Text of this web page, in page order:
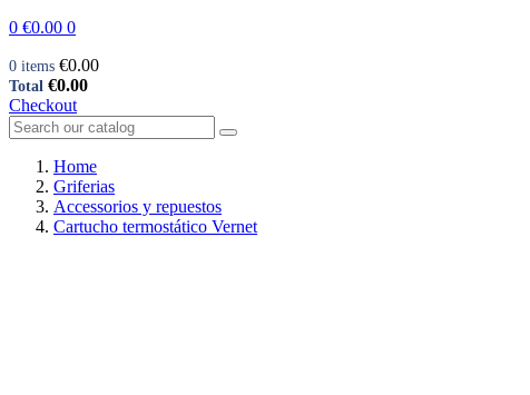
0 €0.00 0
0 items €0.00
Total €0.00
Checkout
Home
Griferias
Accessorios y repuestos
Cartucho termostático Vernet